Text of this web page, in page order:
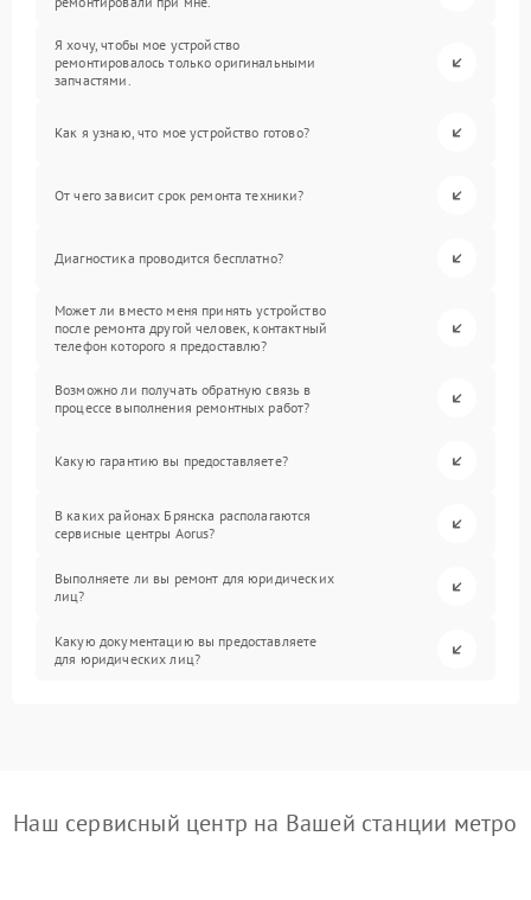
Я хочу, чтобы мое устройство
ремонтировалось только оригинальными
запчастями.
Как я узнаю, что мое устройство готово?
От чего зависит срок ремонта техники?
Диагностика проводится бесплатно?
Может ли вместо меня принять устройство
после ремонта другой человек, контактный
телефон которого я предоставлю?
Возможно ли получать обратную связь в
процессе выполнения ремонтных работ?
Какую гарантию вы предоставляете?
В каких районах Брянска располагаются
сервисные центры Aorus?
Выполняете ли вы ремонт для юридических
лиц?
Какую документацию вы предоставляете
для юридических лиц?
Наш сервисный центр на Вашей станции метро